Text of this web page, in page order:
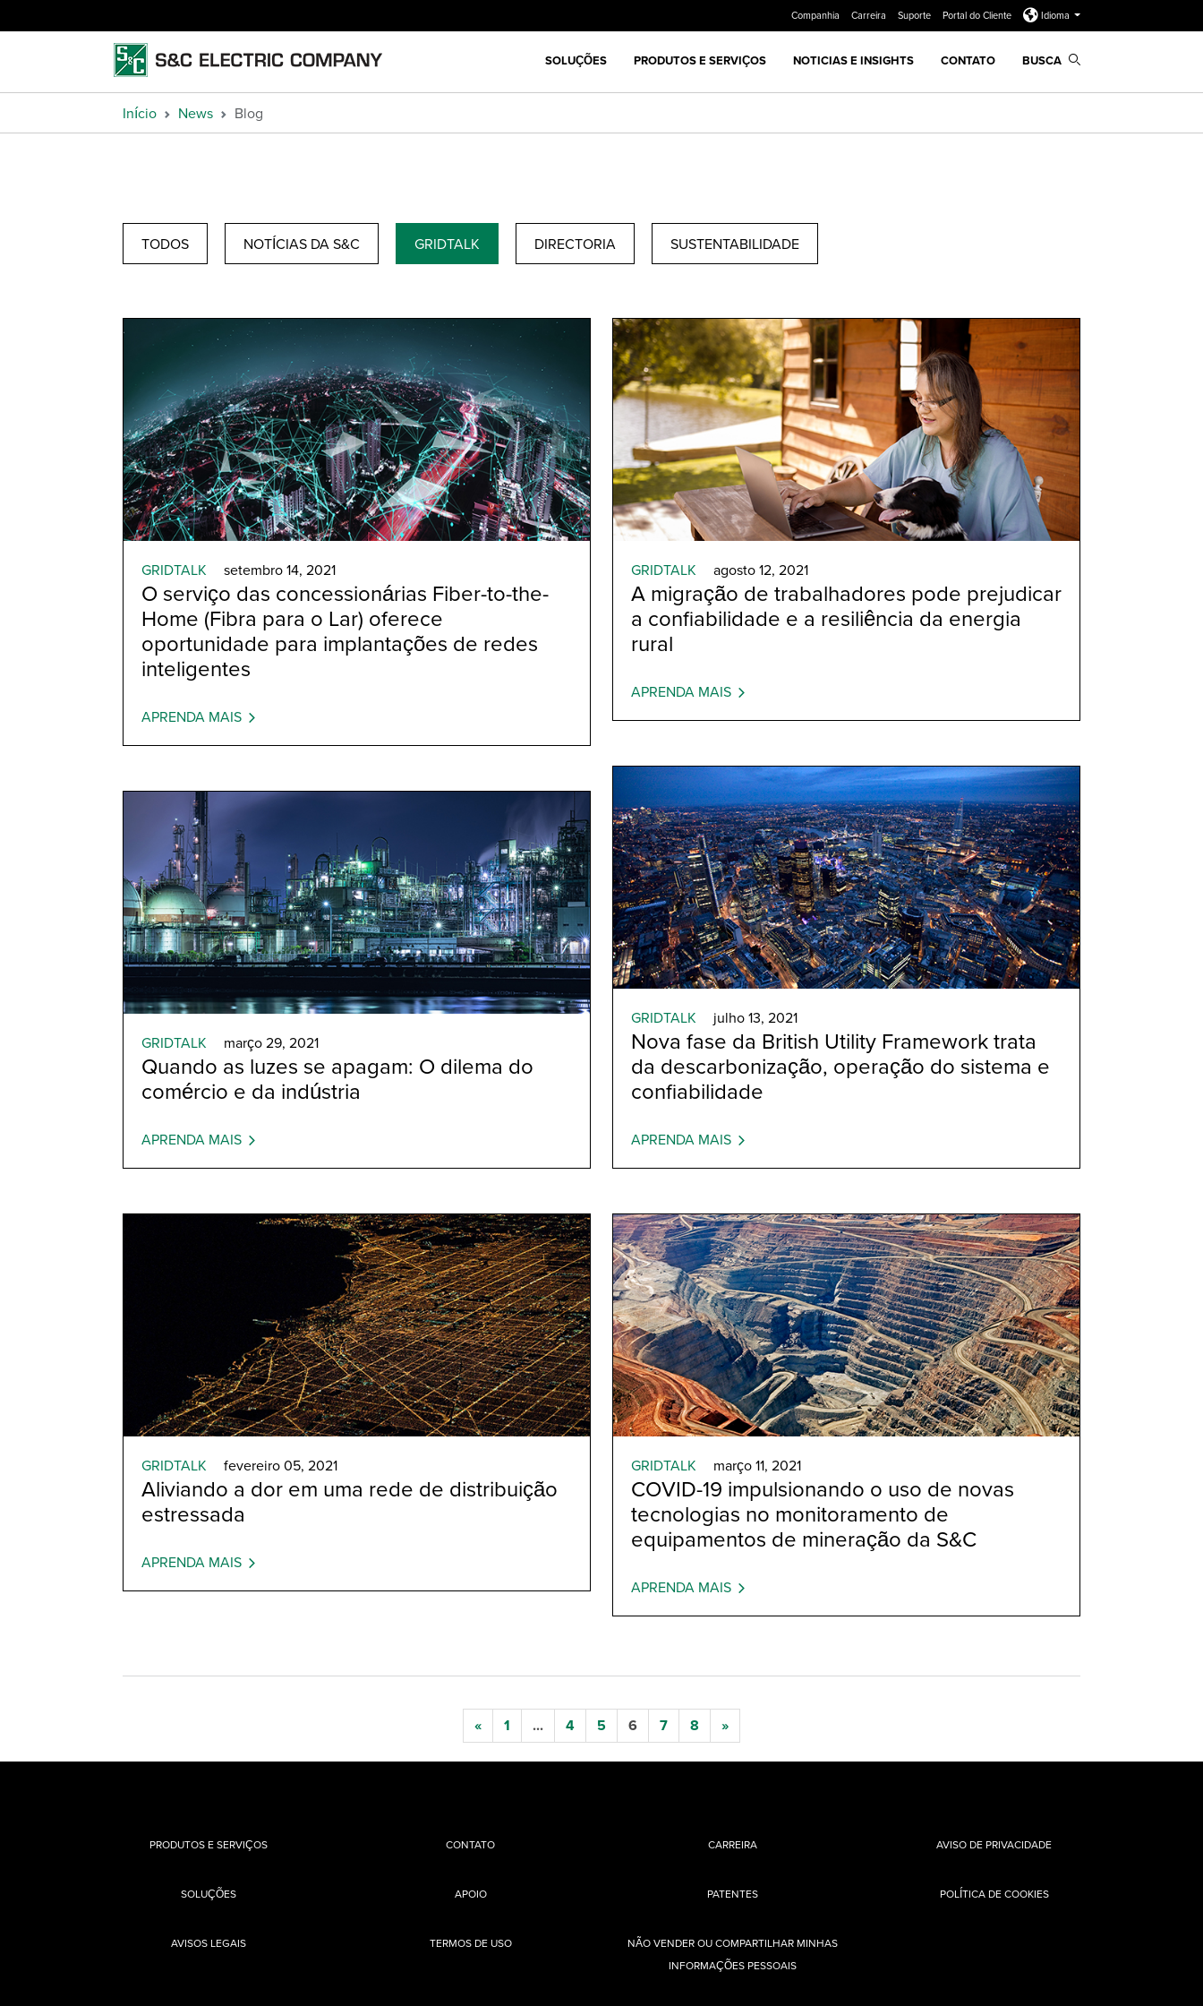
Companhia Carreira Suporte Portal do Cliente Idioma
SOLUÇÕES PRODUTOS E SERVIÇOS NOTICIAS E INSIGHTS CONTATO BUSCA
Início News Blog
TODOS NOTÍCIAS DA S&C GRIDTALK DIRECTORIA SUSTENTABILIDADE
GRIDTALK setembro 14, 2021
O serviço das concessionárias Fiber-to-the-
Home (Fibra para o Lar) oferece
oportunidade para implantações de redes
inteligentes
APRENDA MAIS
GRIDTALK agosto 12, 2021
A migração de trabalhadores pode prejudicar
a confiabilidade e a resiliência da energia
rural
APRENDA MAIS
GRIDTALK julho 13, 2021
Nova fase da British Utility Framework trata
da descarbonização, operação do sistema e
confiabilidade
APRENDA MAIS
GRIDTALK março 29, 2021
Quando as luzes se apagam: O dilema do
comércio e da indústria
APRENDA MAIS
GRIDTALK março 11, 2021
COVID-19 impulsionando o uso de novas
tecnologias no monitoramento de
equipamentos de mineração da S&C
APRENDA MAIS
GRIDTALK fevereiro 05, 2021
Aliviando a dor em uma rede de distribuição
estressada
APRENDA MAIS
« 1 ... 4 5 6 7 8 »
PRODUTOS E SERVIÇOS
SOLUÇÕES
CONTATO
APOIO
CARREIRA
PATENTES
AVISO DE PRIVACIDADE
POLÍTICA DE COOKIES
AVISOS LEGAIS TERMOS DE USO
NÃO VENDER OU COMPARTILHAR MINHAS
INFORMAÇÕES PESSOAIS